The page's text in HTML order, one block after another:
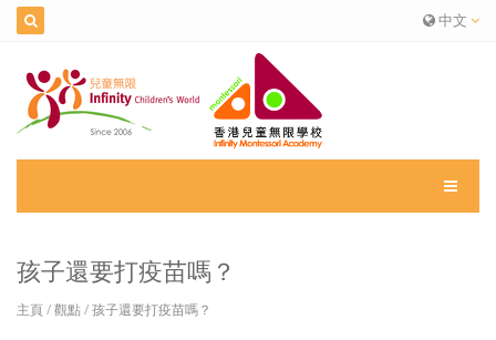
中文
孩子還要打疫苗嗎？
主頁/觀點/孩子還要打疫苗嗎？